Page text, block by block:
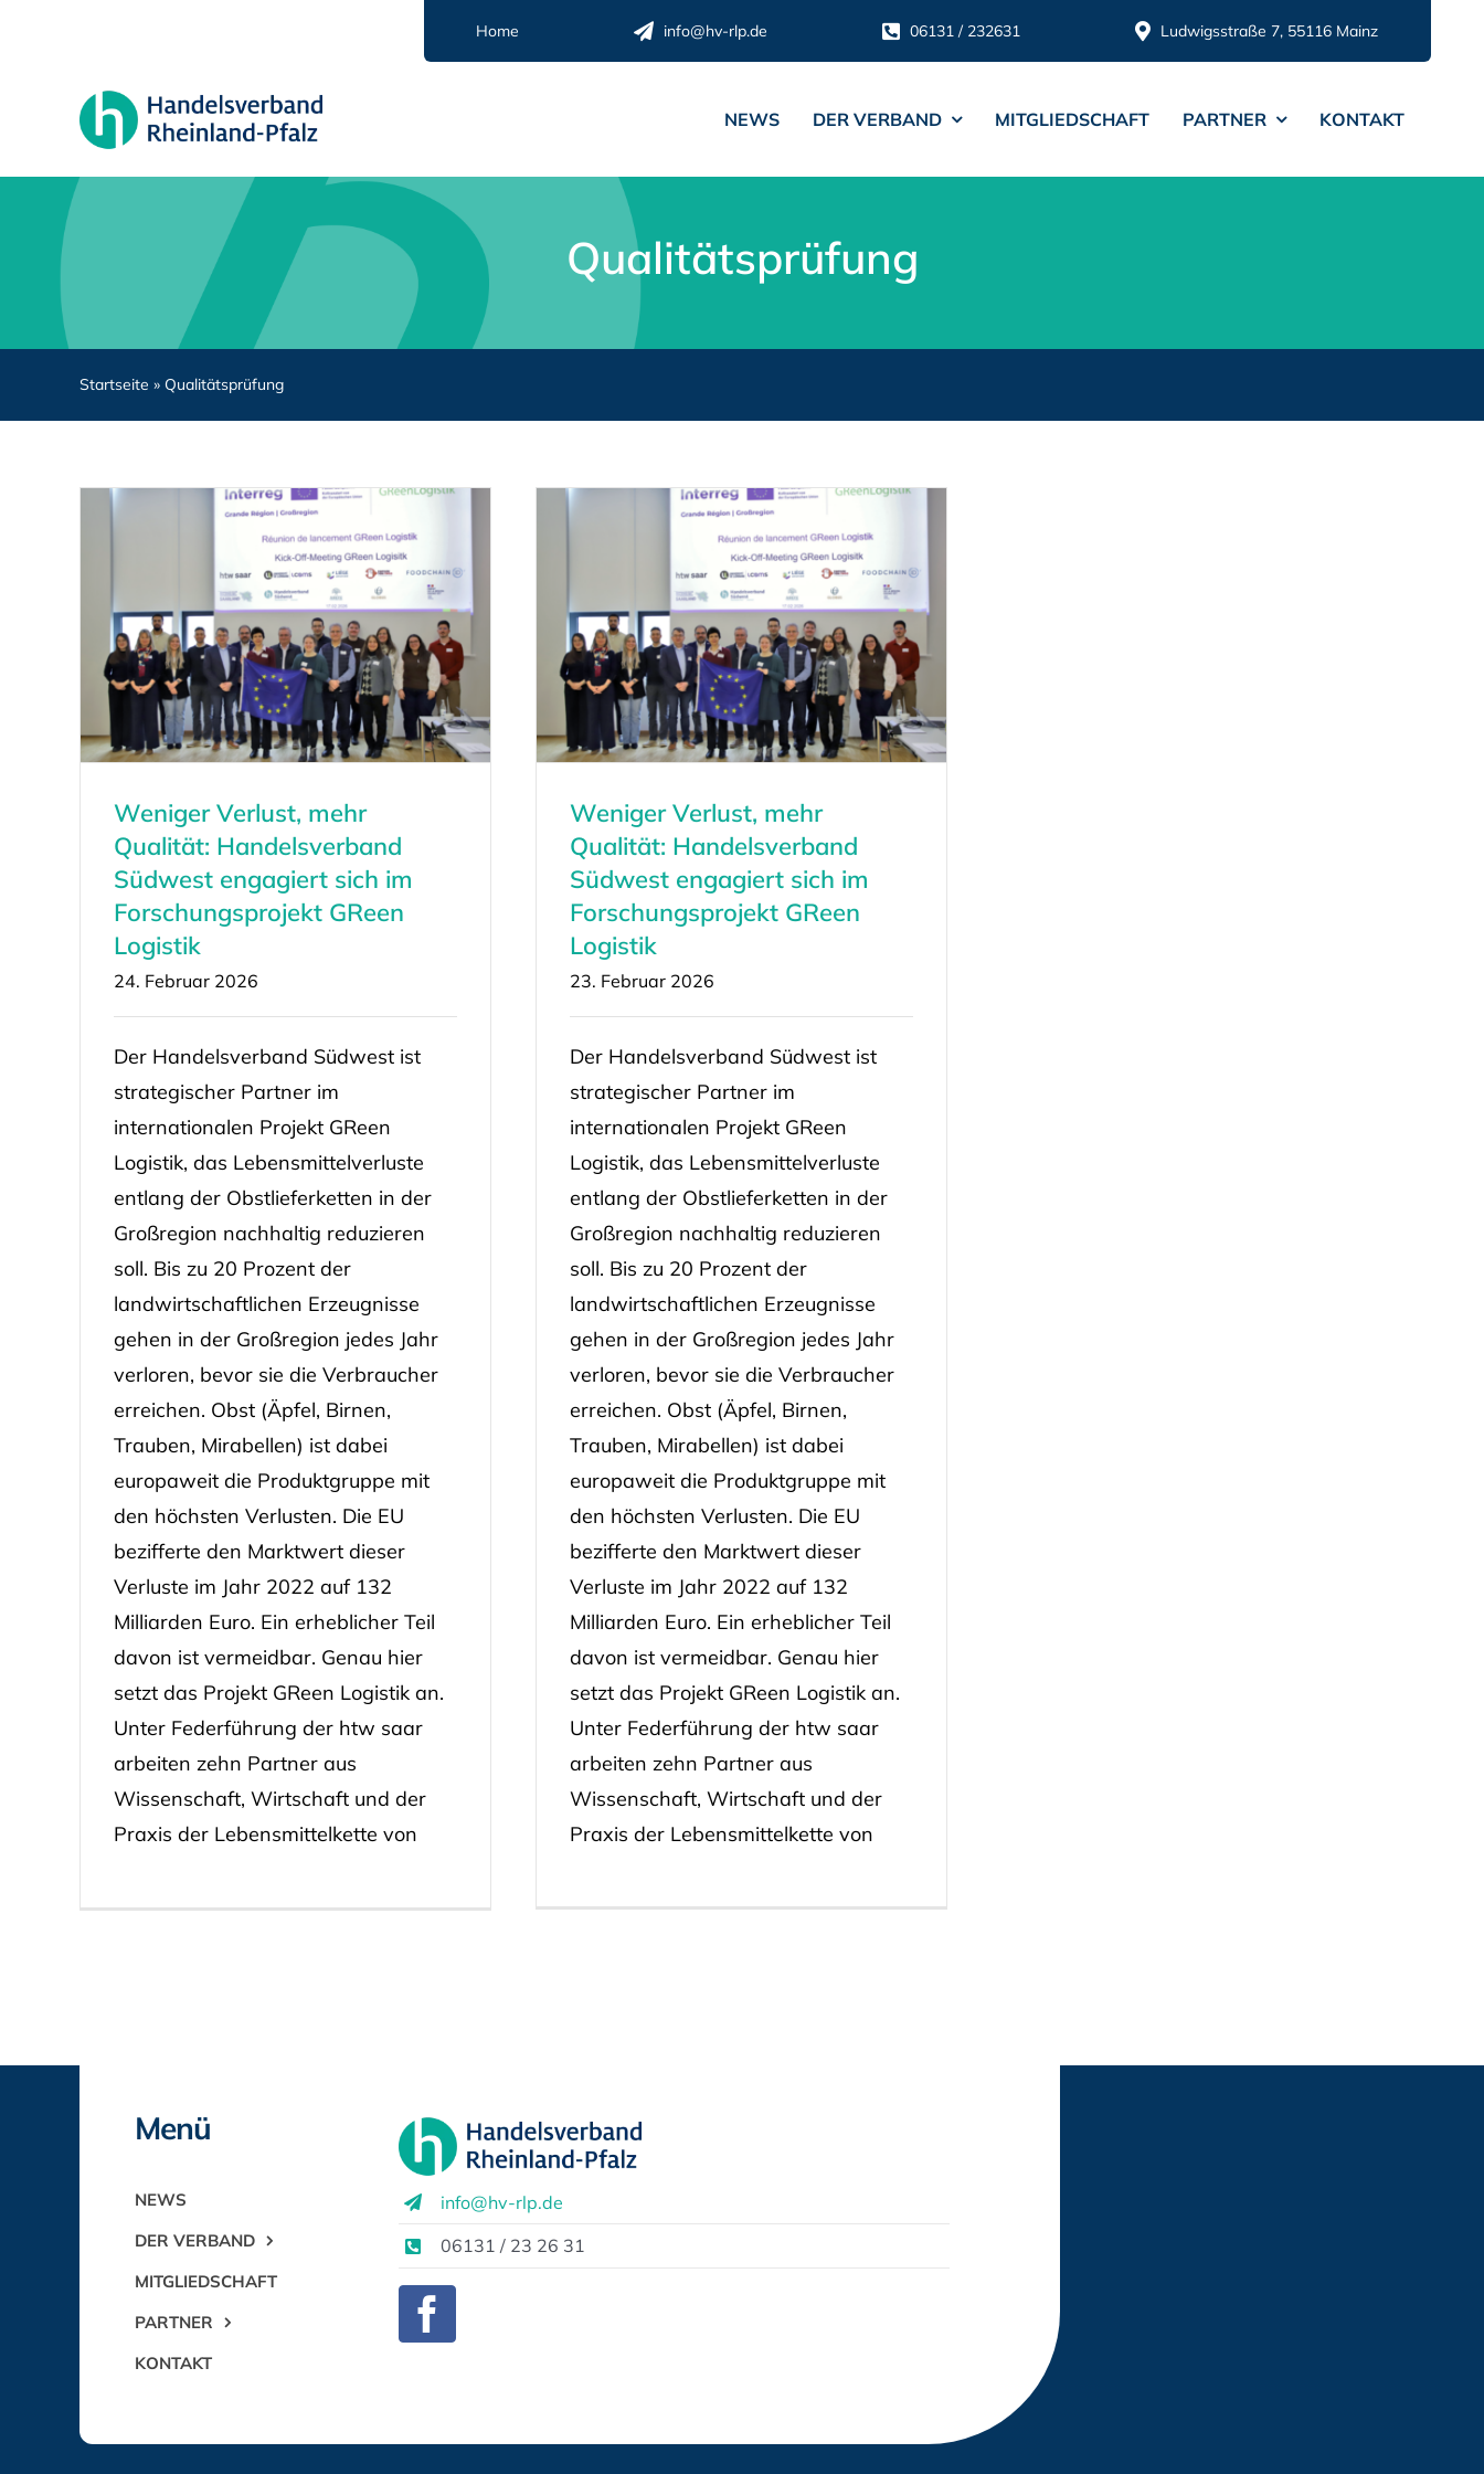
Home info@hv-rlp.de 06131 / 232631 Ludwigsstraße 7, 55116 Mainz
NEWS DER VERBAND MITGLIEDSCHAFT PARTNER KONTAKT
Qualitätsprüfung
Startseite » Qualitätsprüfung
Weniger Verlust, mehr
Qualität: Handelsverband
Südwest engagiert sich im
Forschungsprojekt GReen
Logistik
24. Februar 2026
Der Handelsverband Südwest ist
strategischer Partner im
internationalen Projekt GReen
Logistik, das Lebensmittelverluste
entlang der Obstlieferketten in der
Großregion nachhaltig reduzieren
soll. Bis zu 20 Prozent der
landwirtschaftlichen Erzeugnisse
gehen in der Großregion jedes Jahr
verloren, bevor sie die Verbraucher
erreichen. Obst (Äpfel, Birnen,
Trauben, Mirabellen) ist dabei
europaweit die Produktgruppe mit
den höchsten Verlusten. Die EU
bezifferte den Marktwert dieser
Verluste im Jahr 2022 auf 132
Milliarden Euro. Ein erheblicher Teil
davon ist vermeidbar. Genau hier
setzt das Projekt GReen Logistik an.
Unter Federführung der htw saar
arbeiten zehn Partner aus
Wissenschaft, Wirtschaft und der
Praxis der Lebensmittelkette von
Weniger Verlust, mehr
Qualität: Handelsverband
Südwest engagiert sich im
Forschungsprojekt GReen
Logistik
23. Februar 2026
Der Handelsverband Südwest ist
strategischer Partner im
internationalen Projekt GReen
Logistik, das Lebensmittelverluste
entlang der Obstlieferketten in der
Großregion nachhaltig reduzieren
soll. Bis zu 20 Prozent der
landwirtschaftlichen Erzeugnisse
gehen in der Großregion jedes Jahr
verloren, bevor sie die Verbraucher
erreichen. Obst (Äpfel, Birnen,
Trauben, Mirabellen) ist dabei
europaweit die Produktgruppe mit
den höchsten Verlusten. Die EU
bezifferte den Marktwert dieser
Verluste im Jahr 2022 auf 132
Milliarden Euro. Ein erheblicher Teil
davon ist vermeidbar. Genau hier
setzt das Projekt GReen Logistik an.
Unter Federführung der htw saar
arbeiten zehn Partner aus
Wissenschaft, Wirtschaft und der
Praxis der Lebensmittelkette von
Menü
NEWS
DER VERBAND
MITGLIEDSCHAFT
PARTNER
KONTAKT
info@hv-rlp.de
06131 / 23 26 31